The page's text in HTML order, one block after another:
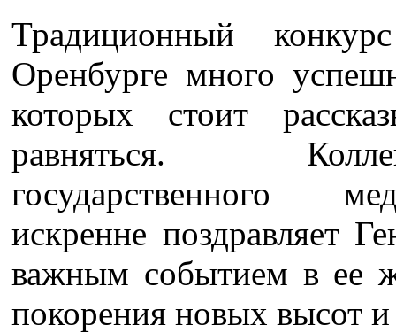
Традиционный
Оренбурге много
которых стоит
равняться.
государственного
искренне поздравляет
важным событием в ее
покорения новых высот